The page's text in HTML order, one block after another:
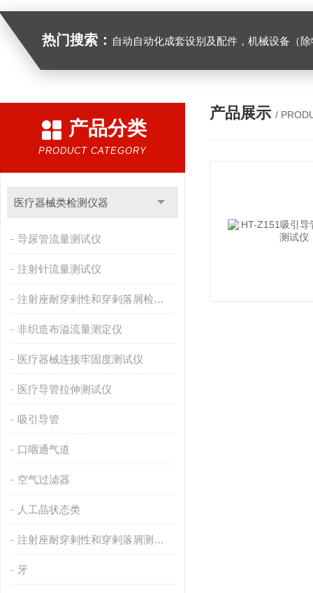
热门搜索： 自动自动化成套设别及配件，机械设备（除特种设备）及配件制造，加工（以上限分支机构经营），设计，批发，零售，模具，五金制品，工具加工（限分支机构经营），设计，批发，零售。五金交电，金属材料，金属制品，不锈钢制品，建筑材料，钢材，橡塑制品，环保设备，润滑剂，汽车配件，摩托车配件的批发，零售。（企业经营涉及行政许可的，凭许可证件经营）化成套设别及配件，机械设备（除特种设
产品分类
PRODUCT CATEGORY
医疗器械类检测仪器
导尿管流量测试仪
注射针流量测试仪
注射座耐穿剌性和穿剌落屑检测仪
非织造布溢流量测定仪
医疗器械连接牢固度测试仪
医疗导管拉伸测试仪
吸引导管
口咽通气道
空气过滤器
人工晶状态类
注射座耐穿剌性和穿剌落屑测试仪
牙
产品展示 /